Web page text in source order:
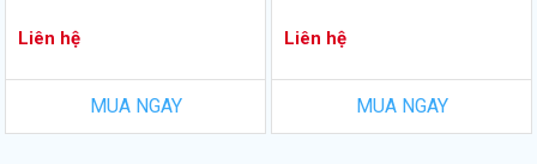
Liên hệ
MUA NGAY
Liên hệ
MUA NGAY